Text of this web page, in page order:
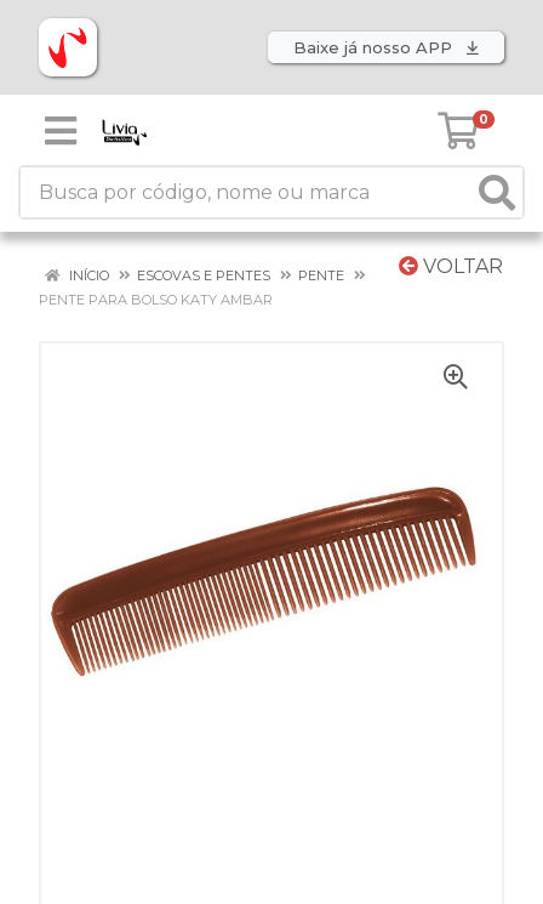
Baixe já nosso APP
0
VOLTAR
INÍCIO ESCOVAS E PENTES
PENTE
PENTE PARA BOLSO KATY AMBAR